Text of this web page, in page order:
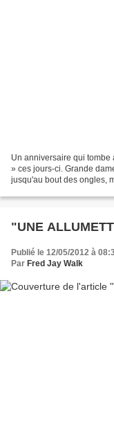
Un anniversaire qui tombe
» ces jours-ci. Grande
jusqu'au bout des ongles,
"UNE
Publié le 12/05/2012 à
Par Fred Jay Walk